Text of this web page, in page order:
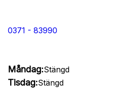
0371 - 83990
Måndag:Stängd
Tisdag:Stängd